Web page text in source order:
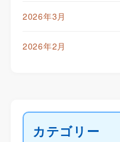
2026年3月
2026年2月
カテゴリー